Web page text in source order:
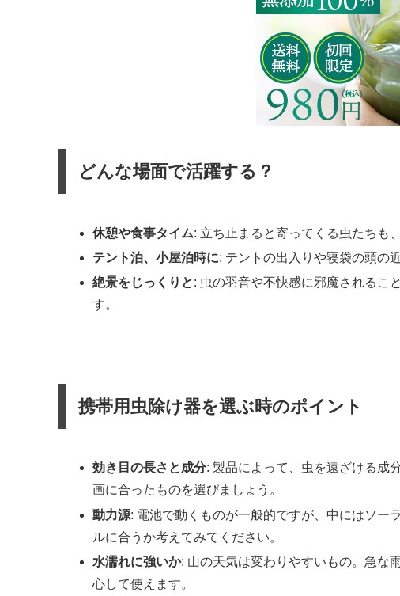
どんな場面で活躍する？
休憩や食事タイム: 立ち止まると寄ってくる虫たちも
テント泊、小屋泊時に: テントの出入りや寝袋の頭の
絶景をじっくりと: 虫の羽音や不快感に邪魔されるこ
す。
携帯用虫除け器を選ぶ時のポイント
効き目の長さと成分: 製品によって、虫を遠ざける成
画に合ったものを選びましょう。
動力源: 電池で動くものが一般的ですが、中にはソー
ルに合うか考えてみてください。
水濡れに強いか: 山の天気は変わりやすいもの。急な
心して使えます。